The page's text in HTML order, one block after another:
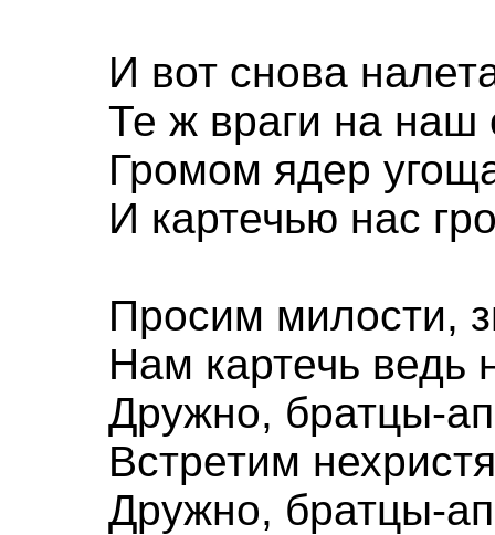
И вот снова
Те ж враги на наш
Громом ядер
И картечью нас
Просим милости,
Нам картечь ведь
Дружно, братцы-
Встретим
Дружно, братцы-